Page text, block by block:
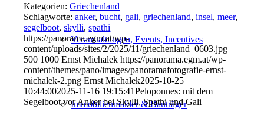
Veranstaltungen, Events, Incentives
Immobilienmakler & Bauträger
Kategorien:Griechenland
Schlagworte:anker,bucht, gali, griechenland,insel,meer,
segelboot,skylli,spathi
https://panorama.egm.at/wp-
content/uploads/sites/2/2025/11/griechenland_0603.jpg
500 1000 Ernst Michalek https://panorama.egm.at/wp-
content/themes/pano/images/panoramafotografie-ernst-
michalek-2.png Ernst Michalek2025-10-25
10:44:002025-11-16 19:15:41Peloponnes: mit dem
Segelboot vor Anker bei Skylli, Spathi und Gali